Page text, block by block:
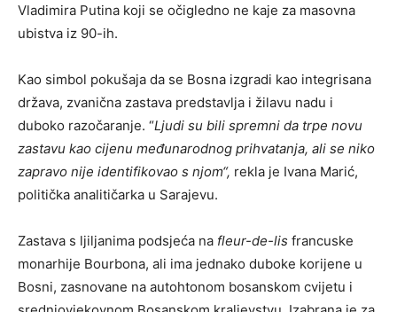
Vladimira Putina koji se očigledno ne kaje za masovna
ubistva iz 90-ih.
Kao simbol pokušaja da se Bosna izgradi kao integrisana
država, zvanična zastava predstavlja i žilavu nadu i
duboko razočaranje. “Ljudi su bili spremni da trpe novu
zastavu kao cijenu međunarodnog prihvatanja, ali se niko
zapravo nije identifikovao s njom“, rekla je Ivana Marić,
politička analitičarka u Sarajevu.
Zastava s ljiljanima podsjeća na fleur-de-lis francuske
monarhije Bourbona, ali ima jednako duboke korijene u
Bosni, zasnovane na autohtonom bosanskom cvijetu i